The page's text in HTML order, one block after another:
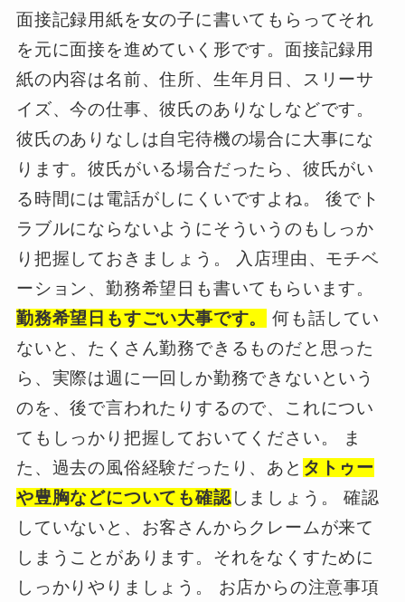
面接記録用紙を女の子に書いてもらってそれ
を元に面接を進めていく形です。面接記録用
紙の内容は名前、住所、生年月日、スリーサ
イズ、今の仕事、彼氏のありなしなどです。
彼氏のありなしは自宅待機の場合に大事にな
ります。彼氏がいる場合だったら、彼氏がい
る時間には電話がしにくいですよね。 後でト
ラブルにならないようにそういうのもしっか
り把握しておきましょう。 入店理由、モチベ
ーション、勤務希望日も書いてもらいます。
勤務希望日もすごい大事です。
何も話してい
ないと、たくさん勤務できるものだと思った
ら、実際は週に一回しか勤務できないという
のを、後で言われたりするので、これについ
てもしっかり把握しておいてください。 ま
た、過去の風俗経験だったり、あと タトゥー
や豊胸などについても確認しましょう。 確認
していないと、お客さんからクレームが来て
しまうことがあります。それをなくすために
しっかりやりましょう。 お店からの注意事項